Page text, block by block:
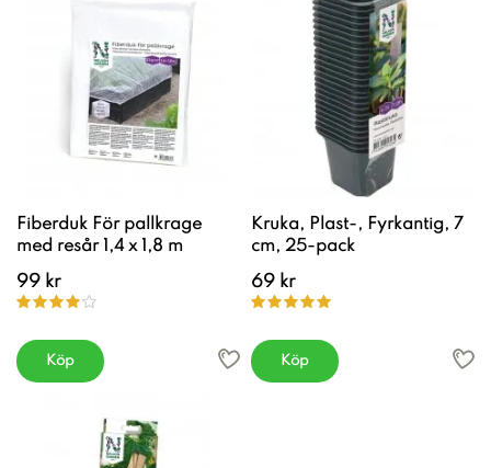
Fiberduk För pallkrage
med resår 1,4 x 1,8 m
99 kr
Köp
Kruka, Plast-, Fyrkantig, 7
cm, 25-pack
69 kr
Köp